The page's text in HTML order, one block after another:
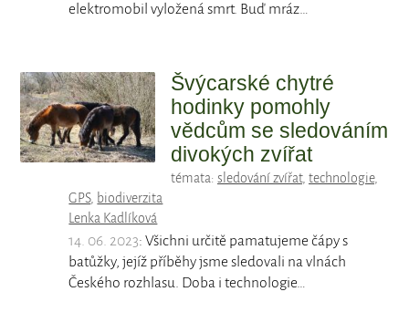
elektromobil vyložená smrt. Buď mráz…
Švýcarské chytré
hodinky pomohly
vědcům se sledováním
divokých zvířat
témata: sledování zvířat, technologie,
GPS, biodiverzita
Lenka Kadlíková
14. 06. 2023: Všichni určitě pamatujeme čápy s
batůžky, jejíž příběhy jsme sledovali na vlnách
Českého rozhlasu. Doba i technologie…